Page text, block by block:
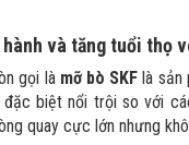
và tăng tuổi thọ
gọi là mỡ bò SKF là sản
đặc biệt nổi trội so với
quay cực lớn nhưng